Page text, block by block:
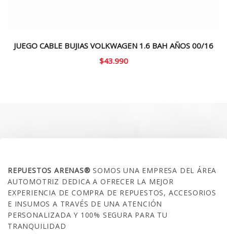
JUEGO CABLE BUJIAS VOLKWAGEN 1.6 BAH AÑOS 00/16
$43.990
REPUESTOS ARENAS®SOMOS UNA EMPRESA DEL ÁREA
AUTOMOTRIZ DEDICA A OFRECER LA MEJOR
EXPERIENCIA DE COMPRA DE REPUESTOS, ACCESORIOS
E INSUMOS A TRAVÉS DE UNA ATENCIÓN
PERSONALIZADA Y 100% SEGURA PARA TU
TRANQUILIDAD